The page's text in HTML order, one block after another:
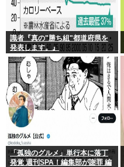
識者『真の"勝ち組"都道府県を
発表します。』
「孤独のグルメ」単行本に落丁
発覚 週刊SPA！編集部が謝罪 編